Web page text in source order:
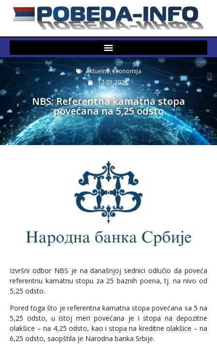
Aktuelno,Ekonomija
12.01.2023.
NBS: Referentna kamatna stopa
povećana na 5,25 odsto
Izvršni odbor NBS je na današnjoj sednici odlučio da poveća
referentnu kamatnu stopu za 25 baznih poena, tj. na nivo od
5,25 odsto.
Pored toga što je referentna kamatna stopa povećana sa 5 na
5,25 odsto, u istoj meri povećana je i stopa na depozitne
olakšice – na 4,25 odsto, kao i stopa na kreditne olakšice – na
6,25 odsto, saopštila je Narodna banka Srbije.